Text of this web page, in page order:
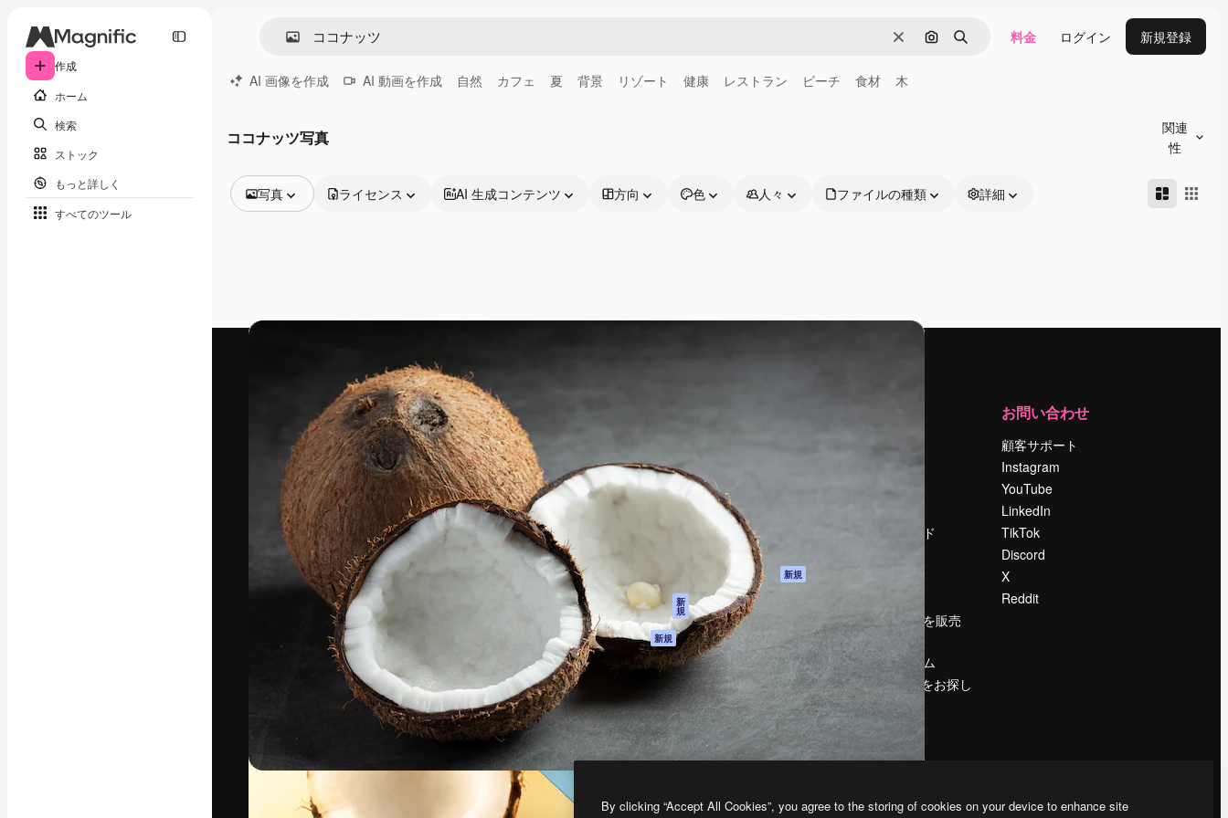
作成
ホーム
検索
ストック
もっと詳しく
すべてのツール
消去 画像で検索
検索 料金 ログイン 新規登録
AI 画像を作成 AI 動画を作成 自然 カフェ 夏 背景 リゾート 健康 レストラン ビーチ 食材 木
ココナッツ写真
関連
性
写真
動画
ライセンス AI 生成コンテンツ 方向 色 人々 ファイルの種類 詳細
最高のクリエイティブ制作を導くためのプラ
ットフォーム。クリエイター、企業、代理
店、スタジオを含む100万人以上が利用して
います。
日本語
製品
AI アシスタント
AI 画像生成ツール
AI 動画生成ツール
AI 音声合成ツール
ストックコンテン
ツ
Claude/ChatGPT
向けMCP
新
規
エージェント 新規
API
モバイルアプリ
すべてのMagnificツ
ール
サポート
利用規約
プライバシーポリ
シー
オリジナル
新規
クッキーポリシー
トラストセンター
アフィリエイト
法人向け
Reviews
検索トレンド
コンテンツを販売
する
プレスルーム
magnific.aiをお探し
ですか？
お問い合わせ
顧客サポート
Instagram
YouTube
LinkedIn
TikTok
Discord
X
Reddit
Freepik Company S.L.U.
By clicking “Accept All Cookies”, you agree to the storing of cookies on your device to enhance site